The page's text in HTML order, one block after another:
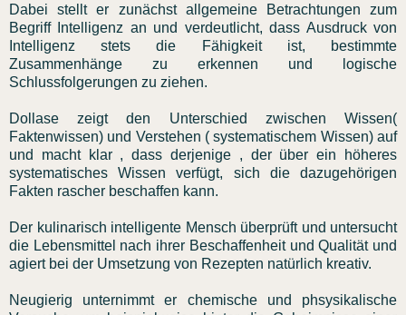
Dabei stellt er zunächst allgemeine Betrachtungen zum
Begriff Intelligenz an und verdeutlicht, dass Ausdruck von
Intelligenz stets die Fähigkeit ist, bestimmte
Zusammenhänge zu erkennen und logische
Schlussfolgerungen zu ziehen.
Dollase zeigt den Unterschied zwischen Wissen(
Faktenwissen) und Verstehen ( systematischem Wissen) auf
und macht klar , dass derjenige , der über ein höheres
systematisches Wissen verfügt, sich die dazugehörigen
Fakten rascher beschaffen kann.
Der kulinarisch intelligente Mensch überprüft und untersucht
die Lebensmittel nach ihrer Beschaffenheit und Qualität und
agiert bei der Umsetzung von Rezepten natürlich kreativ.
Neugierig unternimmt er chemische und phsysikalische